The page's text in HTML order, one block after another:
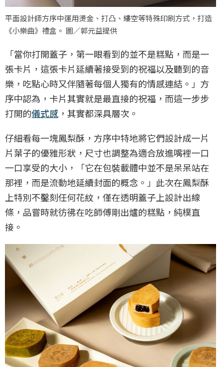
平面設計師方序中運用燙金、打凸、縷空等特殊印刷方式，打造
《小樂曲》禮盒。 圖／郭元益提供
「當你打開蓋子，第一眼看到的並不是糕點，而是一
張卡片，這張卡片延續著接受到的祝福以及聽到的音
樂，吃點心時又伴隨著每個人獨有的情感連結。」方
序中認為，卡片其實就是最直接的祝福，而這一步步
打開的儀式感 ，其實都深具層次。
仔細看每一塊鳳梨酥，方序中特地將它們設計成一片
片葉子的優雅形狀，尺寸也調整為適合放進嘴裡一口
一口享受的大小，「它在包裝載體中並不是呆呆站在
那裡，而是流動地延續封面的概念。」此次在鳳梨酥
上特別不鑿刻任何花紋，僅在透明蓋子上設計出線
條，品嘗時就彷彿在吃師傅剛出爐的糕點，純樸直
接。